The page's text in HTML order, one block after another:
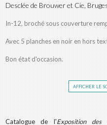
Desclée de Brouwer et Cie,
In-12, broché sous couverture
Avec 5 planches en noir en hors
Bon état d'occasion.
afficher le
Catalogue de l'Exposition